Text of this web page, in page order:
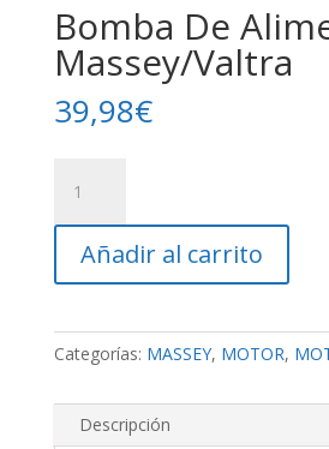
Bomba De
Massey/Valtra
39,98€
Alimentación
Massey/Valtra
cantidad
Añadir al carrito
Categorías: MASSEY, MOTOR,
Descripción